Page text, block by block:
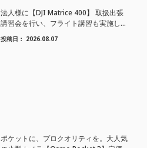
法人様に【DJI Matrice 400】 取扱出張
講習会を行い、フライト講習も実施しま
した。
投稿日： 2026.08.07
ポケットに、プロクオリティを。大人気